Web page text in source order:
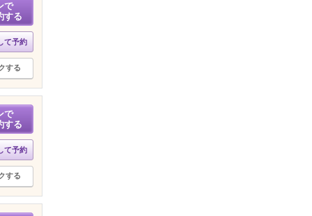
で
する
て予約
する
で
する
て予約
する